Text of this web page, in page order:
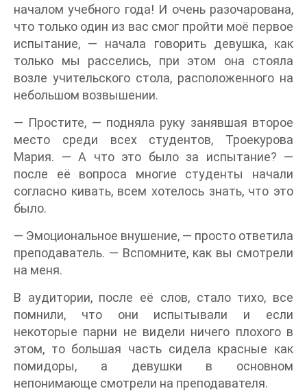
началом учебного года! И очень разочарована,
что только один из вас смог пройти моё первое
испытание, — начала говорить девушка, как
только мы расселись, при этом она стояла
возле учительского стола, расположенного на
небольшом возвышении.
— Простите, — подняла руку занявшая второе
место среди всех студентов, Троекурова
Мария. — А что это было за испытание? —
после её вопроса многие студенты начали
согласно кивать, всем хотелось знать, что это
было.
— Эмоциональное внушение, — просто ответила
преподаватель. — Вспомните, как вы смотрели
на меня.
В аудитории, после её слов, стало тихо, все
помнили, что они испытывали и если
некоторые парни не видели ничего плохого в
этом, то большая часть сидела красные как
помидоры, а девушки в основном
непонимающе смотрели на преподавателя.